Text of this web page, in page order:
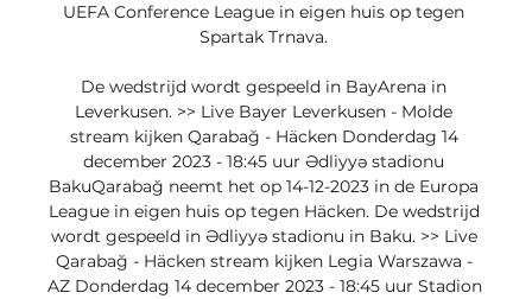
UEFA Conference League in eigen huis op tegen
Spartak Trnava.
De wedstrijd wordt gespeeld in BayArena in
Leverkusen. >> Live Bayer Leverkusen - Molde
stream kijken Qarabağ - Häcken Donderdag 14
december 2023 - 18:45 uur Ədliyyə stadionu
BakuQarabağ neemt het op 14-12-2023 in de Europa
League in eigen huis op tegen Häcken. De wedstrijd
wordt gespeeld in Ədliyyə stadionu in Baku. >> Live
Qarabağ - Häcken stream kijken Legia Warszawa -
AZ Donderdag 14 december 2023 - 18:45 uur Stadion